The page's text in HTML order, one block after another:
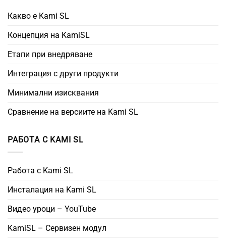
Какво е Kami SL
Концепция на KamiSL
Етапи при внедряване
Интеграция с други продукти
Минимални изисквания
Сравнение на версиите на Kami SL
РАБОТА С KAMI SL
Работа с Kami SL
Инсталация на Kami SL
Видео уроци – YouTube
KamiSL – Сервизен модул